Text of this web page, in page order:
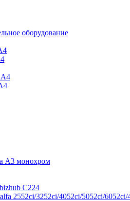
оборудование
А3 монохром
C224
2552ci/3252ci/4052ci/5052ci/